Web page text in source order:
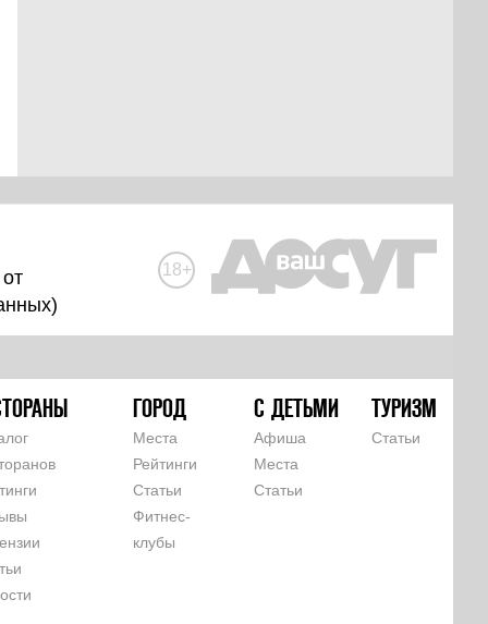
)
18+
ГОРОД
Места
Рейтинги
Статьи
Фитнес-
клубы
С ДЕТЬМИ
Афиша
Места
Статьи
ТУРИЗМ
Статьи